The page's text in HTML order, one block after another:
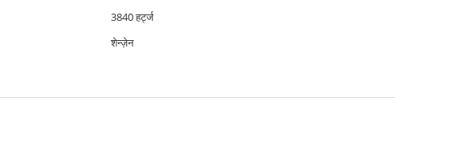
3840 हर्ट्ज
शेन्ज़ेन